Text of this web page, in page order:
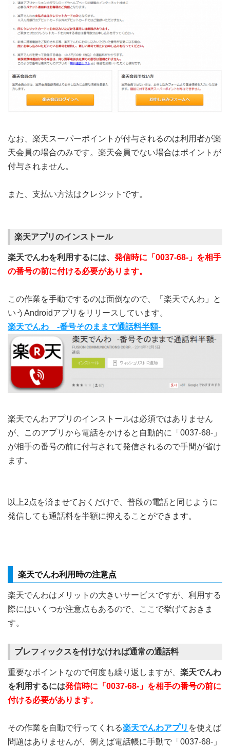
なお、楽天スーパーポイントが付与されるのは利用者が楽
天会員の場合のみです。楽天会員でない場合はポイントが
付与されません。
また、支払い方法はクレジットです。
楽天アプリのインストール
楽天でんわを利用するには、 発信時に「0037-68-」を相手
の番号の前に付ける必要があります。
この作業を手動でするのは面倒なので、「楽天でんわ」と
いうAndroidアプリをリリースしています。
楽天でんわ -番号そのままで通話料半額-
楽天でんわアプリのインストールは必須ではありません
が、このアプリから電話をかけると自動的に「0037-68-」
が相手の番号の前に付与されて発信されるので手間が省け
ます。
以上2点を済ませておくだけで、普段の電話と同じように
発信しても通話料を半額に抑えることができます。
楽天でんわ利用時の注意点
楽天でんわはメリットの大きいサービスですが、利用する
際にはいくつか注意点もあるので、ここで挙げておきま
す。
プレフィックスを付けなければ通常の通話料
重要なポイントなので何度も繰り返しますが、 楽天でんわ
を利用するには発信時に「0037-68-」を相手の番号の前に
付ける必要があります。
その作業を自動で行ってくれる楽天でんわアプリ を使えば
問題はありませんが、例えば電話帳に手動で「0037-68-」